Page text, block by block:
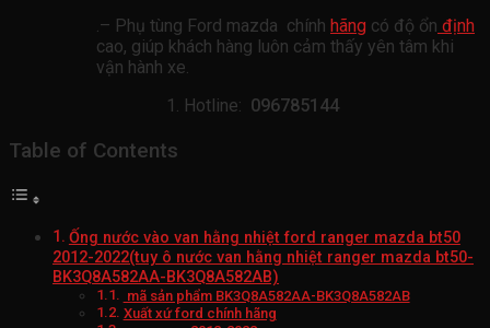
.– Phụ tùng Ford mazda chính hãng có độ ổn định
cao, giúp khách hàng luôn cảm thấy yên tâm khi
vận hành xe.
Hotline: 096785144
Table of Contents
Ống nước vào van hằng nhiệt ford ranger mazda bt50
2012-2022(tuy ô nước van hằng nhiệt ranger mazda bt50-
BK3Q8A582AA-BK3Q8A582AB)
mã sản phẩm BK3Q8A582AA-BK3Q8A582AB
Xuất xứ ford chính hãng